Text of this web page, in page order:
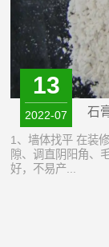
13
2022-07 石
1、墙体找平 在装
隙、调直阴阳角、
好，不易产...